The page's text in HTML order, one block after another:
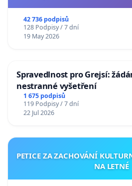
42 736 podpisů
128 Podpisy / 7 dní
19 May 2026
Spravedlnost pro Grejsí:
nestranné vyšetření
1 675 podpisů
119 Podpisy / 7 dní
22 Jul 2026
PETICE ZA ZACHOVÁNÍ
NA LETNÉ